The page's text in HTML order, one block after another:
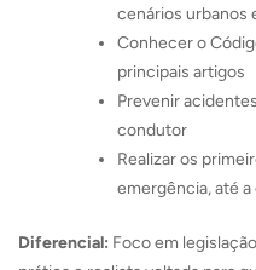
cenários urbanos
Conhecer o
principais artigos
Prevenir
condutor
Realizar os
emergência, até
Diferencial: Foco em